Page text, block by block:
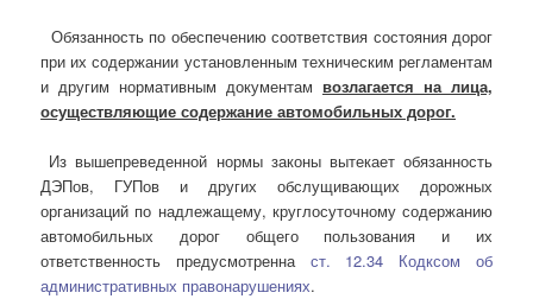
Обязанность по обеспечению соответствия состояния дорог
при их содержании установленным техническим регламентам
и другим нормативным документам возлагается на лица,
осуществляющие содержание автомобильных дорог.
Из вышепреведенной нормы законы вытекает обязанность
ДЭПов, ГУПов и других обслущивающих дорожных
организаций по надлежащему, круглосуточному содержанию
автомобильных дорог общего пользования и их
ответственность предусмотренна ст. 12.34 Кодксом об
административных правонарушениях.